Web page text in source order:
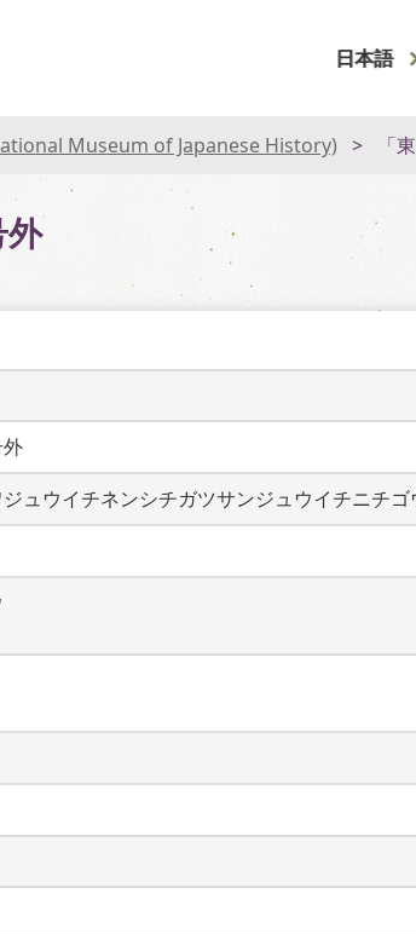
日本語
Museum of Japanese History) 「
外
ュウイチネンシチガツサンジュウイチニチゴ